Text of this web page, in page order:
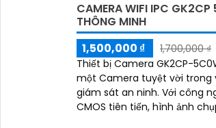
CAMERA WIFI IPC
THÔNG MINH
1,500,000 ₫
1,700,000 ₫
Thiết bị Camera GK2CP-
một Camera tuyệt vời trong
giám sát an ninh. Với công nghệ
CMOS tiên tiến, hình ảnh